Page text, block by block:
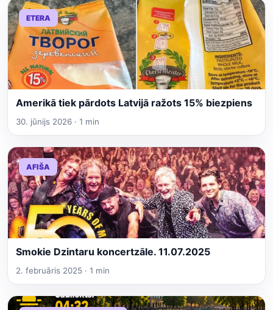
ETERA
Amerikā tiek pārdots Latvijā ražots 15% biezpiens
30. jūnijs 2026 · 1 min
AFIŠA
Smokie Dzintaru koncertzāle. 11.07.2025
2. februāris 2025 · 1 min